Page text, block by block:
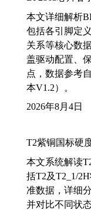
本文详细解析
包括各引脚定
关系等核心数
盖驱动配置、
点，数据参考
本V1.2）。
2026年8月4日
T2紫铜国标硬
本文系统解读
括T2及T2_1/
准数据，详细
并对比不同状